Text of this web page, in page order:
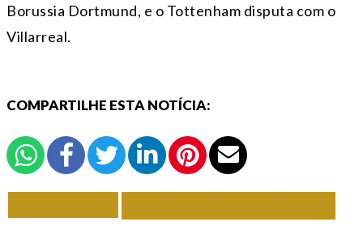
Borussia Dortmund, e o Tottenham disputa com o
Villarreal.
COMPARTILHE ESTA NOTÍCIA: